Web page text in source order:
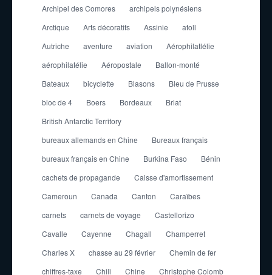
Archipel des Comores
archipels polynésiens
Arctique
Arts décoratifs Assinie
atoll
Autriche
aventure aviation
Aérophilatlélie
aérophilatélie
Aéropostale
Ballon-monté
Bateaux
bicyclette Blasons
Bleu de Prusse
bloc de 4
Boers Bordeaux
Briat
British Antarctic Territory
bureaux allemands en Chine
Bureaux français
bureaux français en Chine
Burkina Faso
Bénin
cachets de propagande
Caisse d'amortissement
Cameroun
Canada Canton
Caraïbes
carnets
carnets de voyage
Castellorizo
Cavalle
Cayenne Chagall
Champerret
Charles X
chasse au 29 février
Chemin de fer
chiffres-taxe
Chili Chine
Christophe Colomb